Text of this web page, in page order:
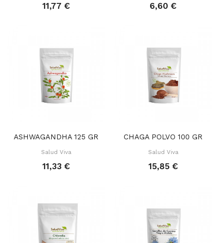
11,77 € 6,60 €
ASHWAGANDHA 125 GR
Salud Viva
11,33 €
CHAGA POLVO 100 GR
Salud Viva
15,85 €